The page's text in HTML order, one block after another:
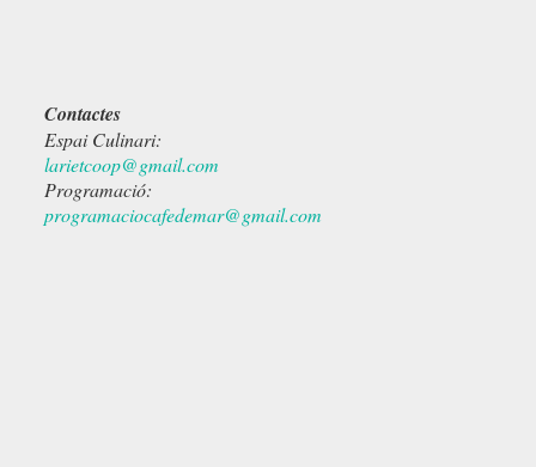
Contactes
Espai Culinari:
larietcoop@gmail.com
Programació:
programaciocafedemar@gmail.com